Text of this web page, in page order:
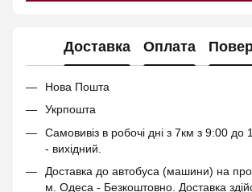
Доставка Оплата
Нова Пошта
Укрпошта
Самовивіз в робочі дні з 7км з 9:00
- вихідний.
Доставка до автобуса (машини) на
м. Одеса - Безкоштовно. Доставка